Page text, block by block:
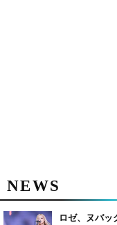
NEWS
ロゼ、ヌバ